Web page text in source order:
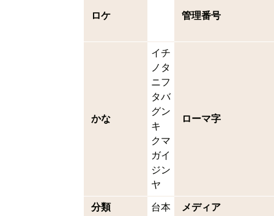
ロケ 管理番号
かな
イチ
ノタ
ニフ
タバ
グン
キ
クマ
ガイ
ジン
ヤ
ローマ字
分類 台本 メディア